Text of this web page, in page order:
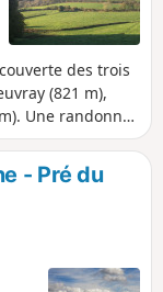
des trois
(821 m),
Une randonnée
et en plein cœur
totale à votre
le Morvan
- Pré du